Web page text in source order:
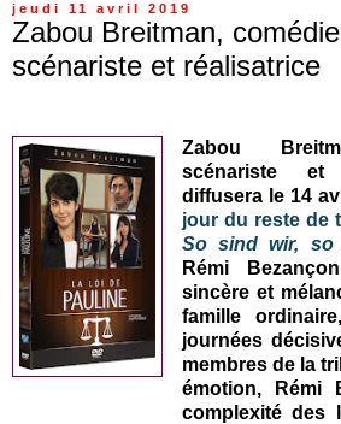
jeudi 11 avril 2019
Zabou Breitman,
scénariste et réalisatrice
Zabou
scénariste et
diffusera le 14
jour du reste de
So sind wir, so
Rémi
sincère et
famille
journées
membres de la
émotion, Rémi
complexité des